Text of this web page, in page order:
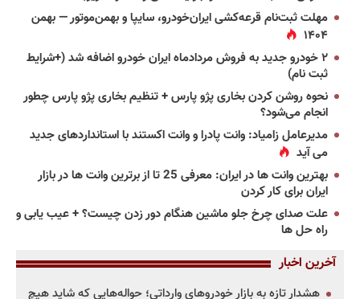
مهلت ثبت‌نام قرعه‌کشی ایران‌خودرو، سایپا و بهمن‌موتور — بهمن
۱۴۰۴
۲ خودرو جدید به فروش مردادماه ایران خودرو اضافه شد (+شرایط
ثبت نام)
نحوه روشن کردن بخاری پژو پارس + تنظیم بخاری پژو پارس چطور
انجام می‌شود؟
مدیرعامل زامیاد: وانت پادرا و وانت اکستند با استانداردهای جدید
می آید
بهترین وانت ها در ایران: معرفی 25 تا از برترین وانت ها در بازار
ایران برای کار کردن
علت صدای چرخ جلو ماشین هنگام دور زدن چیست؟ + عیب یابی و
راه حل ها
آخرین اخبار
هشدار تازه به بازار خودروهای وارداتی؛ حواله‌هایی که شاید هیچ